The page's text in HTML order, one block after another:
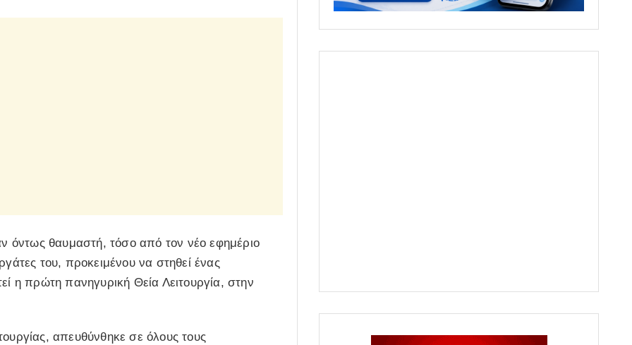
όντως θαυμαστή, τόσο από τον νέο εφημέριο
του, προκειμένου να στηθεί ένας
η πρώτη πανηγυρική Θεία Λειτουργία, στην
απευθύνθηκε σε όλους τους